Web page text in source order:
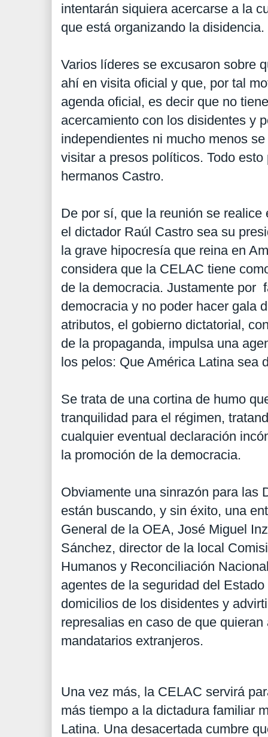
intentarán siquiera acercarse a la
que está organizando la disidencia.
Varios líderes se excusaron sobre
ahí en visita oficial y que, por tal
agenda oficial, es decir que no
acercamiento con los disidentes y
independientes ni mucho menos
visitar a presos políticos. Todo
hermanos Castro.
De por sí, que la reunión se realice
el dictador Raúl Castro sea su
la grave hipocresía que reina en
considera que la CELAC tiene
de la democracia. Justamente por
democracia y no poder hacer gala
atributos, el gobierno dictatorial,
de la propaganda, impulsa una
los pelos: Que América Latina sea
Se trata de una cortina de humo
tranquilidad para el régimen,
cualquier eventual declaración
la promoción de la democracia.
Obviamente una sinrazón para las
están buscando, y sin éxito, una
General de la OEA, José Miguel
Sánchez, director de la local
Humanos y Reconciliación
agentes de la seguridad del
domicilios de los disidentes y
represalias en caso de que
mandatarios extranjeros.
Una vez más, la CELAC servirá
más tiempo a la dictadura familiar
Latina. Una desacertada cumbre